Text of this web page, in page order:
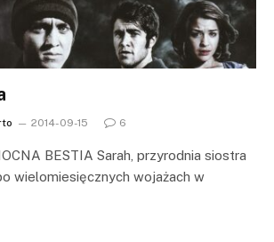
2014-09-15 6
BESTIA Sarah, przyrodnia siostra
wielomiesięcznych wojażach w